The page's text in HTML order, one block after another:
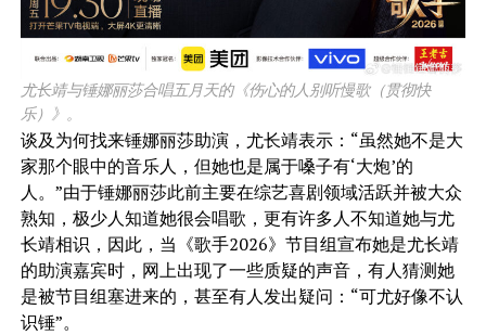
尤长靖与锤娜丽莎合唱五月天的《伤心的人别听慢歌（贯彻快
乐）》。
谈及为何找来锤娜丽莎助演，尤长靖表示：“虽然她不是大
家那个眼中的音乐人，但她也是属于嗓子有‘大炮’的
人。”由于锤娜丽莎此前主要在综艺喜剧领域活跃并被大众
熟知，极少人知道她很会唱歌，更有许多人不知道她与尤
长靖相识，因此，当《歌手2026》节目组宣布她是尤长靖
的助演嘉宾时，网上出现了一些质疑的声音，有人猜测她
是被节目组塞进来的，甚至有人发出疑问：“可尤好像不认
识锤”。